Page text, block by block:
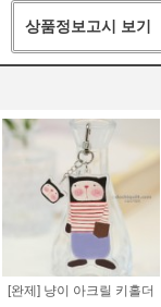
상품정보고시 보기
[완제] 냥이 아크릴 키홀더